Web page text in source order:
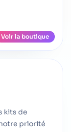
Voir la boutique
kits de
notre priorité